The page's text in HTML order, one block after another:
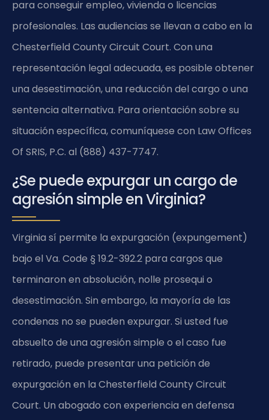
para conseguir empleo, vivienda o licencias
profesionales. Las audiencias se llevan a cabo en la
Chesterfield County Circuit Court. Con una
representación legal adecuada, es posible obtener
una desestimación, una reducción del cargo o una
sentencia alternativa. Para orientación sobre su
situación específica, comuníquese con Law Offices
Of SRIS, P.C. al (888) 437-7747.
¿Se puede expurgar un cargo de
agresión simple en Virginia?
Virginia sí permite la expurgación (expungement)
bajo el Va. Code § 19.2-392.2 para cargos que
terminaron en absolución, nolle prosequi o
desestimación. Sin embargo, la mayoría de las
condenas no se pueden expurgar. Si usted fue
absuelto de una agresión simple o el caso fue
retirado, puede presentar una petición de
expurgación en la Chesterfield County Circuit
Court. Un abogado con experiencia en defensa